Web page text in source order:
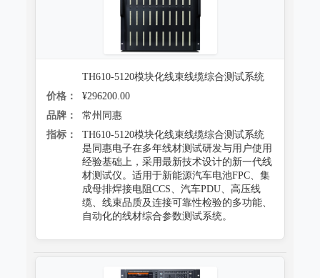
TH610-5120模块化线束线缆综合测试系统
价格：
¥296200.00
品牌：
常州同惠
指标：
TH610-5120模块化线束线缆综合测试系统
是同惠电子在多年线材测试研发与用户使用
经验基础上，采用最新技术设计的新一代线
材测试仪。适用于新能源汽车电池FPC、集
成母排焊接电阻CCS、汽车PDU、高压线
缆、线束品质及连接可靠性检验的多功能、
自动化的线材综合参数测试系统。